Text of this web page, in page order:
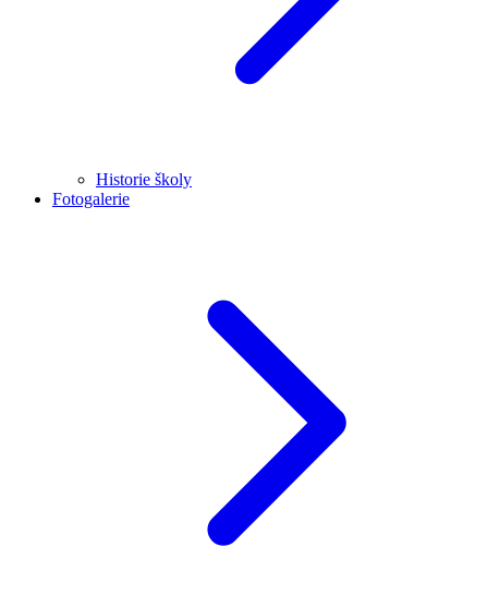
Historie školy
Fotogalerie